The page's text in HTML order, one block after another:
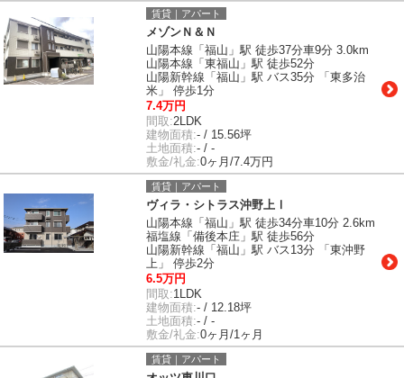
賃貸｜アパート
メゾンＮ＆Ｎ
山陽本線「福山」駅 徒歩37分車9分 3.0km
山陽本線「東福山」駅 徒歩52分
山陽新幹線「福山」駅 バス35分 「東多治
米」 停歩1分
7.4万円
間取:2LDK
建物面積:- / 15.56坪
土地面積:- / -
敷金/礼金:0ヶ月/7.4万円
賃貸｜アパート
ヴィラ・シトラス沖野上Ⅰ
山陽本線「福山」駅 徒歩34分車10分 2.6km
福塩線「備後本庄」駅 徒歩56分
山陽新幹線「福山」駅 バス13分 「東沖野
上」 停歩2分
6.5万円
間取:1LDK
建物面積:- / 12.18坪
土地面積:- / -
敷金/礼金:0ヶ月/1ヶ月
賃貸｜アパート